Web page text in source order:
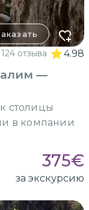
124 отзыва 4.98
—
столицы
в компании
375€
за экскурсию